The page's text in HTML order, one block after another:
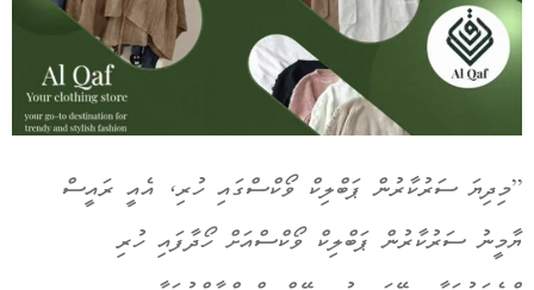
”މިދިޔަ ސަރުކާރުން ޕަބްލިކް ވޯކްސްގައި ހުރި، އެއީ ރައީސް
ޔާމީނު ސަރުކާރުން ޕަބްލިކް ވޯކްސްއަށް ހޯދާފައި ހުރި